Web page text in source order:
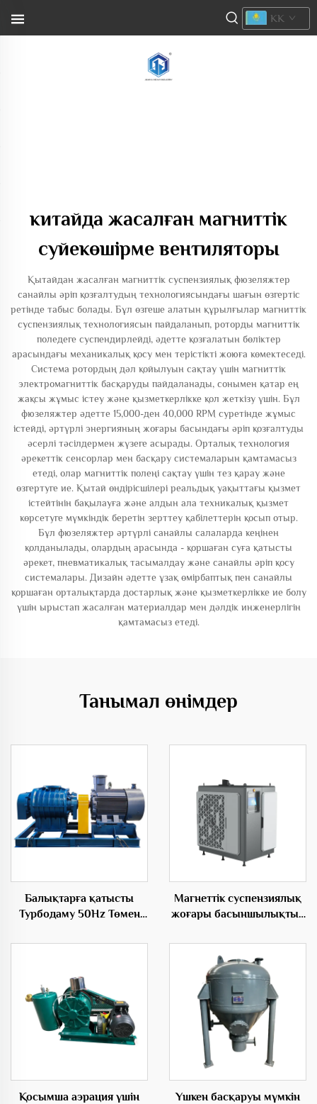
KK
китайда жасалған магниттік
суйекөшірме вентиляторы
Қытайдан жасалған магниттік суспензиялық фюзеляжтер
санайлы әріп қозғалтудың технологиясындағы шағын өзгертіс
ретінде табыс болады. Бұл өзгеше алатын құрылғылар магниттік
суспензиялық технологиясын пайдаланып, роторды магниттік
поледеге суспендирлейді, әдетте қозғалатын бөліктер
арасындағы механикалық қосу мен терістікті жоюға көмектеседі.
Система ротордың дәл қойылуын сақтау үшін магниттік
электромагниттік басқаруды пайдаланады, сонымен қатар ең
жақсы жұмыс істеу және қызметкерлікке қол жеткізу үшін. Бұл
фюзеляжтер әдетте 15,000-ден 40,000 RPM суретінде жұмыс
істейді, әртүрлі энергияның жоғары басындағы әріп қозғалтуды
әсерлі тәсілдермен жүзеге асырады. Орталық технология
әрекеттік сенсорлар мен басқару системаларын қамтамасыз
етеді, олар магниттік полеңі сақтау үшін тез қарау және
өзгертуге ие. Қытай өндірісшілері реальдық уақыттағы қызмет
істейтінін бақылауға және алдын ала техникалық қызмет
көрсетуге мүмкіндік беретін зерттеу қабілеттерін қосып отыр.
Бұл фюзеляжтер әртүрлі санайлы салаларда кеңінен
қолданылады, олардың арасында - қоршаған суға қатысты
әрекет, пневматикалық тасымалдау және санайлы әріп қосу
системалары. Дизайн әдетте ұзақ өмірбаптық пен санайлы
қоршаған орталықтарда достарлық және қызметкерлікке ие болу
үшін ырыстап жасалған материалдар мен дәлдік инженерлігін
қамтамасыз етеді.
Танымал өнімдер
Балықтарға қатысты
Турбодаму 50Hz Төмен
Магнеттік суспензиялық
жоғары басыншылықтың
бойынша центрифугалық
OEM
Қосымша аэрация үшін
Үшкен басқаруы мүмкін